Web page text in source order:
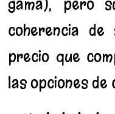
gama), pero
coherencia
precio que
las opciones